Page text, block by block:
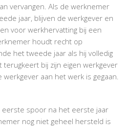
vervangen. Als de werknemer
jaar, blijven de werkgever en
voor werkhervatting bij een
houdt recht op
het tweede jaar als hij volledig
terugkeert bij zijn eigen werkgever
aan het werk is gegaan.
spoor na het eerste jaar
nog niet geheel hersteld is